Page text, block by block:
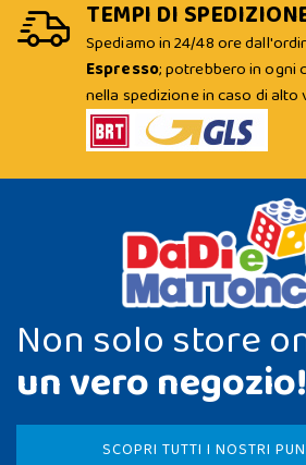
TEMPI DI
Spediamo in 24/48 ore
Espresso; potrebbero in ogni
nella spedizione in caso di alto
Non solo store
un vero negozio!
SCOPRI TUTTI I NOSTRI